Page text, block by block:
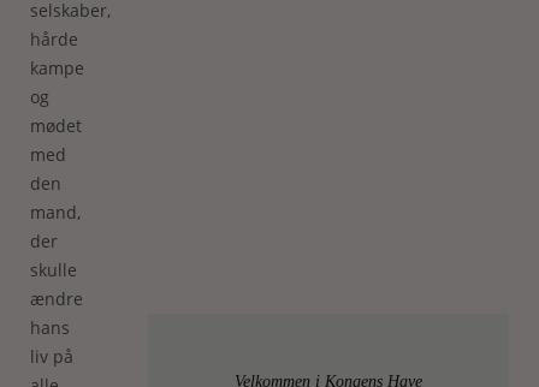
selskaber,
hårde
kampe
og
mødet
med
den
mand,
der
skulle
ændre
hans
liv på
Velkommen i Kongens Have